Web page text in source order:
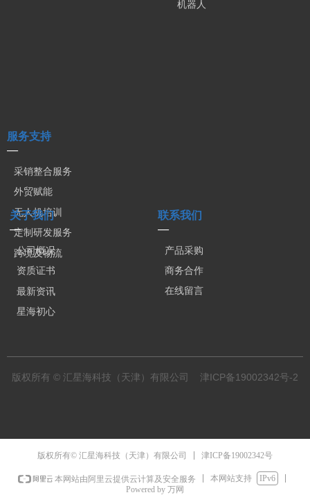
机器人
服务支持
—
采销整合服务
外贸赋能
无人机培训
定制研发服务
跨境及物流
版权所有 © 汇星海科技（天津）有限公司 津ICP备19002342号-2
关于我们
—
公司概况
资质证书
最新资讯
星海初心
联系我们
—
产品采购
商务合作
在线留言
版权所有© 汇星海科技（天津）有限公司 津ICP备19002342号
本网站由阿里云提供云计算及安全服务 本网站支持
IPv6
Powered by 万网